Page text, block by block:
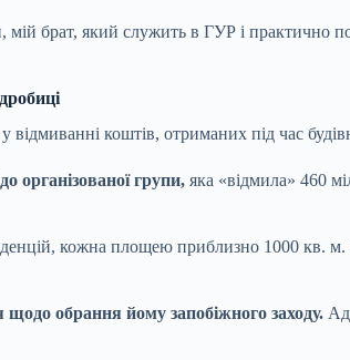
брат, який служить в ГУР і практично
коштів, отриманих під час
групи, яка «відмила» 460
кожна площею приблизно 1000 кв. м.
щодо обрання йому запобіжного заходу.